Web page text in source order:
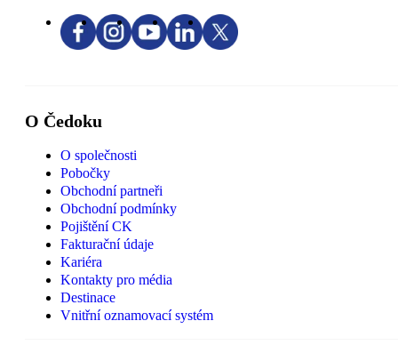
O Čedoku
O společnosti
Pobočky
Obchodní partneři
Obchodní podmínky
Pojištění CK
Fakturační údaje
Kariéra
Kontakty pro média
Destinace
Vnitřní oznamovací systém